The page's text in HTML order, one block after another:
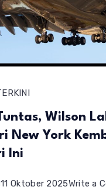
Wilson
New York
Ini
11 Oktober 2025Write a